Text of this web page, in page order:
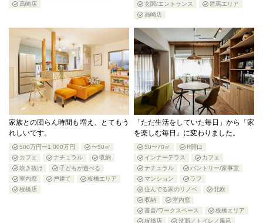
高崎店
玄関/エントランス
群馬エリア
高崎店
家族との団らん時間も増え、とてもう
れしいです。
500万円〜1,000万円
〜50㎡
カフェ
ナチュラル
収納
吹き抜け
子どもが遊べる
室内窓
戸建て
板橋エリア
板橋店
「ただ生活をしていた毎日」から「家
を楽しむ毎日」に変わりました。
50〜70㎡
R開口
インナーテラス
カフェ
ナチュラル
パントリー/家事室
マンション
ラフ
住んでる家のリノベ
北欧
収納
室内窓
書斎/ワークスペース
板橋エリア
板橋店
洗面／トイレ／風呂